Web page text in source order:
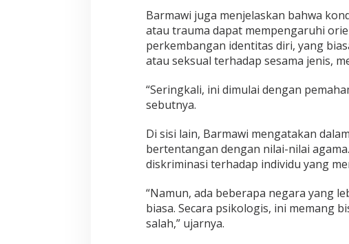
i
O
r
e
t
a
i
S
e
k
u
a
l
B
Barmawi juga menjelaskan bahwa
atau trauma dapat mempengaruhi
perkembangan identitas diri, yang
atau seksual terhadap sesama jenis,
“Seringkali, ini dimulai dengan
sebutnya.
Di sisi lain, Barmawi mengatakan
bertentangan dengan nilai-nilai
diskriminasi terhadap individu yang
“Namun, ada beberapa negara yang
biasa. Secara psikologis, ini memang
salah,” ujarnya.